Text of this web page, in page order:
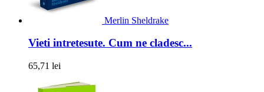
Merlin Sheldrake
Vieti intretesute. Cum ne cladesc...
65,71 lei